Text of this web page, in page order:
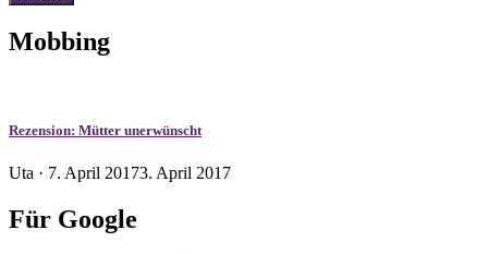
Mobbing
Rezension: Mütter unerwünscht
Uta · Veröffentlicht
7. April 20173. April 2017
Für Google